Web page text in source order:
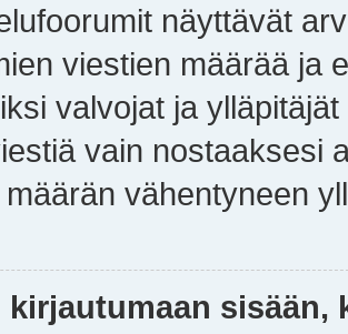
näyttävät
viestien määrää ja
valvojat ja
vain nostaaksesi
vähentyneen
sisään,